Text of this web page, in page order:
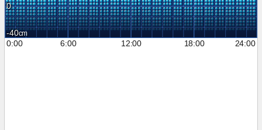
0
-40
0:00
6:00 12:00 18:00 24:00